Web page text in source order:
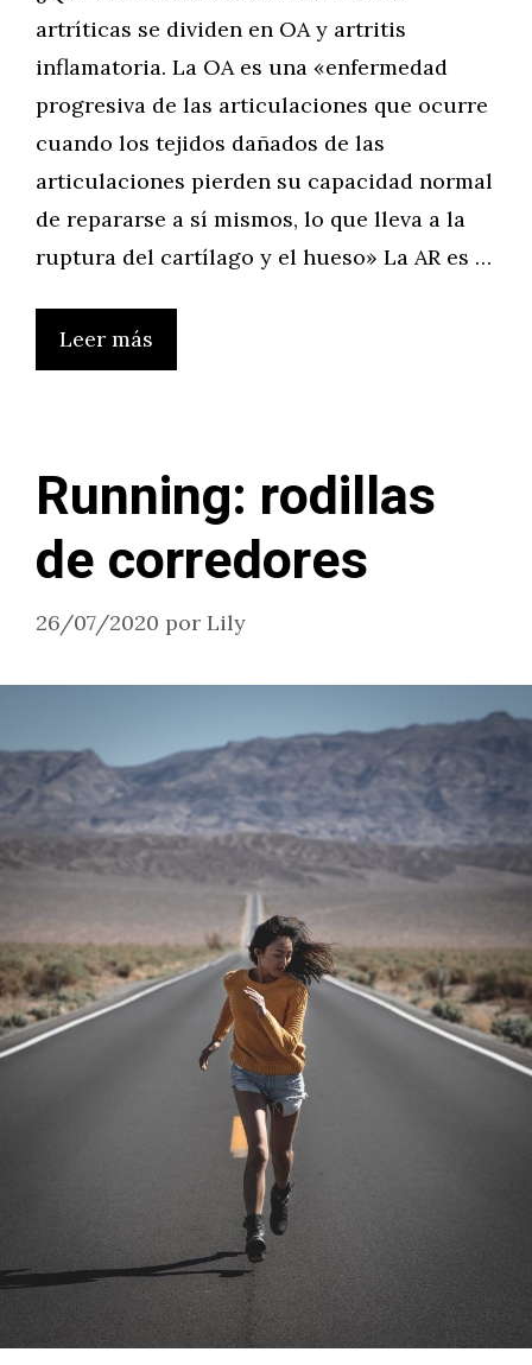
artríticas se dividen en OA y artritis
inflamatoria. La OA es una «enfermedad
progresiva de las articulaciones que ocurre
cuando los tejidos dañados de las
articulaciones pierden su capacidad normal
de repararse a sí mismos, lo que lleva a la
ruptura del cartílago y el hueso» La AR es …
Leer más
Running: rodillas
de corredores
26/07/2020 por Lily